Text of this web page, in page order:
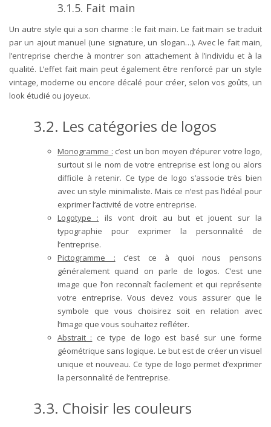
3.1.5. Fait main
Un autre style qui a son charme : le fait main. Le fait main se traduit
par un ajout manuel (une signature, un slogan…). Avec le fait main,
l’entreprise cherche à montrer son attachement à l’individu et à la
qualité. L’effet fait main peut également être renforcé par un style
vintage, moderne ou encore décalé pour créer, selon vos goûts, un
look étudié ou joyeux.
3.2. Les catégories de logos
Monogramme : c’est un bon moyen d’épurer votre logo,
surtout si le nom de votre entreprise est long ou alors
difficile à retenir. Ce type de logo s’associe très bien
avec un style minimaliste. Mais ce n’est pas l’idéal pour
exprimer l’activité de votre entreprise.
Logotype : ils vont droit au but et jouent sur la
typographie pour exprimer la personnalité de
l’entreprise.
Pictogramme : c’est ce à quoi nous pensons
généralement quand on parle de logos. C’est une
image que l’on reconnaît facilement et qui représente
votre entreprise. Vous devez vous assurer que le
symbole que vous choisirez soit en relation avec
l’image que vous souhaitez refléter.
Abstrait : ce type de logo est basé sur une forme
géométrique sans logique. Le but est de créer un visuel
unique et nouveau. Ce type de logo permet d’exprimer
la personnalité de l’entreprise.
3.3. Choisir les couleurs